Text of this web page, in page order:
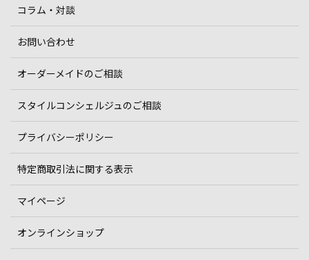
コラム・対談
お問い合わせ
オーダーメイドのご相談
スタイルコンシェルジュのご相談
プライバシーポリシー
特定商取引法に関する表示
マイページ
オンラインショップ